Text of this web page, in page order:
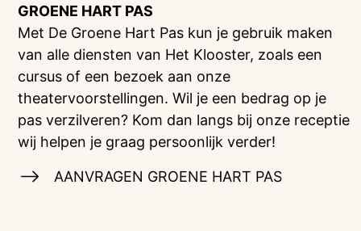
GROENE HART PAS
Met De Groene Hart Pas kun je gebruik maken
van alle diensten van Het Klooster, zoals een
cursus of een bezoek aan onze
theatervoorstellingen. Wil je een bedrag op je
pas verzilveren? Kom dan langs bij onze receptie
wij helpen je graag persoonlijk verder!
AANVRAGEN GROENE HART PAS